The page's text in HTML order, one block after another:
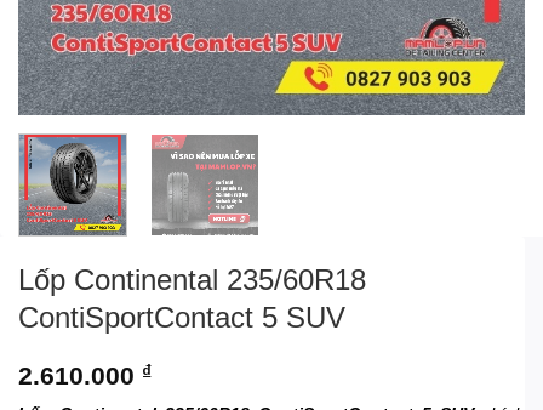
Lốp Continental 235/60R18
ContiSportContact 5 SUV
2.610.000 ₫